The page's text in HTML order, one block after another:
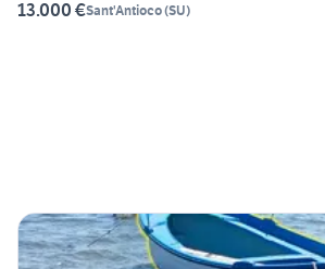
13.000 €Sant'Antioco(SU)